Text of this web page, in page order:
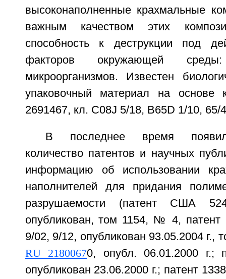
высоконаполненные крахмальные
важным качеством этих
способность к деструкции под
факторов окружающей
микроорганизмов. Известен
упаковочный материал на основе
2691467, кл. С08J 5/18, В65D 1/10, 65/
В последнее время
количество патентов и научных
информацию об использовании
наполнителей для придания
разрушаемости (патент США
опубликован, том 1154, № 4,
9/02, 9/12, опубликован 93.05.2004 г.,
RU 21800670, опубл. 06.01.2000 г.;
опубликован 23.06.2000 г.; патент